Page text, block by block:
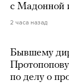
с Мадонной
2 часа назад
Бывшему
по делу о